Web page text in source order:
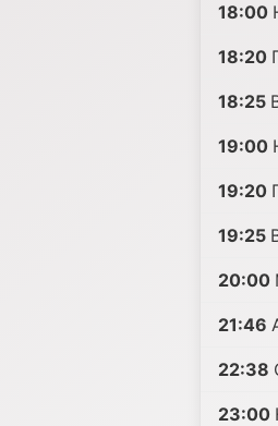
18:00
18:20
18:25
19:00
19:20
19:25
20:00
21:46
22:38
23:00